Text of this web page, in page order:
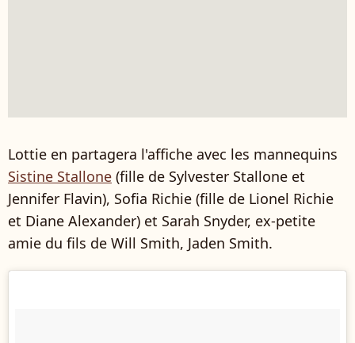
Lottie en partagera l'affiche avec les mannequins
Sistine Stallone (fille de Sylvester Stallone et
Jennifer Flavin), Sofia Richie (fille de Lionel Richie
et Diane Alexander) et Sarah Snyder, ex-petite
amie du fils de Will Smith, Jaden Smith.